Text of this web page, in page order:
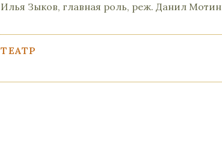
Илья Зыков, главная роль, реж. Данил Мотин
ТЕАТР